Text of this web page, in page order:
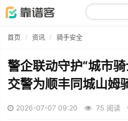
首页 资讯 骑手安全
警企联动守护“城市
交警为顺丰同城山姆
2026-07-07 09:20 75 阅读